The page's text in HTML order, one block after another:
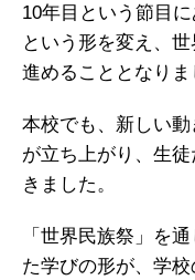
10年目という節目
という形を変え、
進めることとなりま
本校でも、新しい
が立ち上がり、生
きました。
「世界民族祭」を
た学びの形が、学